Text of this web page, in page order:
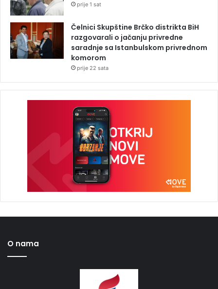
prije 1 sat
Čelnici Skupštine Brčko distrikta BiH
razgovarali o jačanju privredne
saradnje sa Istanbulskom privrednom
komorom
prije 22 sata
O nama